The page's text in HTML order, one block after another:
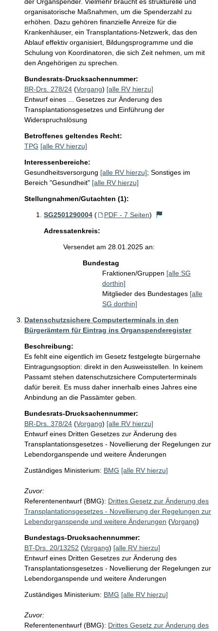
organisatorische Maßnahmen, um die Spenderzahl zu
erhöhen. Dazu gehören finanzielle Anreize für die
Krankenhäuser, ein Transplantations-Netzwerk, das den
Ablauf effektiv organisiert, Bildungsprogramme und die
Schulung von Koordinatoren, die sich Zeit nehmen, um mit
den Angehörigen zu sprechen.
Bundesrats-Drucksachennummer:
BR-Drs. 278/24 (Vorgang) [alle RV hierzu]
Entwurf eines ... Gesetzes zur Änderung des
Transplantationsgesetzes und Einführung der
Widerspruchslösung
Betroffenes geltendes Recht:
TPG [alle RV hierzu]
Interessenbereiche:
Gesundheitsversorgung [alle RV hierzu]; Sonstiges im
Bereich "Gesundheit" [alle RV hierzu]
Stellungnahmen/Gutachten (1):
SG2501290004 ( PDF - 7 Seiten)
Adressatenkreis:
Versendet am 28.01.2025 an:
Bundestag
Fraktionen/Gruppen [alle SG
dorthin]
Mitglieder des Bundestages [alle
SG dorthin]
Datenschutzsichere Computerterminals in den
Bürgerämtern für Eintrag ins Organspenderegister
Beschreibung:
Es fehlt eine eigentlich im Gesetz festgelegte bürgernahe
Eintragungsoption: direkt in den Ausweisstellen. In keinem
Passamt stehen datenschutzsichere Computerterminals
dafür bereit. Es muss daher innerhalb eines Jahres eine
Anbindung an die Passämter geben.
Bundesrats-Drucksachennummer:
BR-Drs. 378/24 (Vorgang) [alle RV hierzu]
Entwurf eines Dritten Gesetzes zur Änderung des
Transplantationsgesetzes - Novellierung der Regelungen zur
Lebendorganspende und weitere Änderungen
Zuständiges Ministerium: BMG [alle RV hierzu]
Zuvor:
Referentenentwurf (BMG): Drittes Gesetz zur Änderung des
Transplantationsgesetzes - Novellierung der Regelungen zur
Lebendorganspende und weitere Änderungen (Vorgang)
Bundestags-Drucksachennummer:
BT-Drs. 20/13252 (Vorgang) [alle RV hierzu]
Entwurf eines Dritten Gesetzes zur Änderung des
Transplantationsgesetzes - Novellierung der Regelungen zur
Lebendorganspende und weitere Änderungen
Zuständiges Ministerium: BMG [alle RV hierzu]
Zuvor:
Referentenentwurf (BMG): Drittes Gesetz zur Änderung des